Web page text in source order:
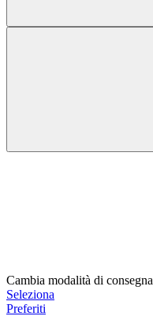
Cambia modalità di consegna
Seleziona
Preferiti